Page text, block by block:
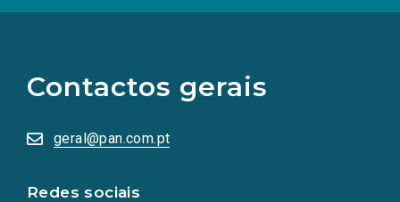
Contactos gerais
geral@pan.com.pt
Redes sociais
redes
sociais
numa
nova